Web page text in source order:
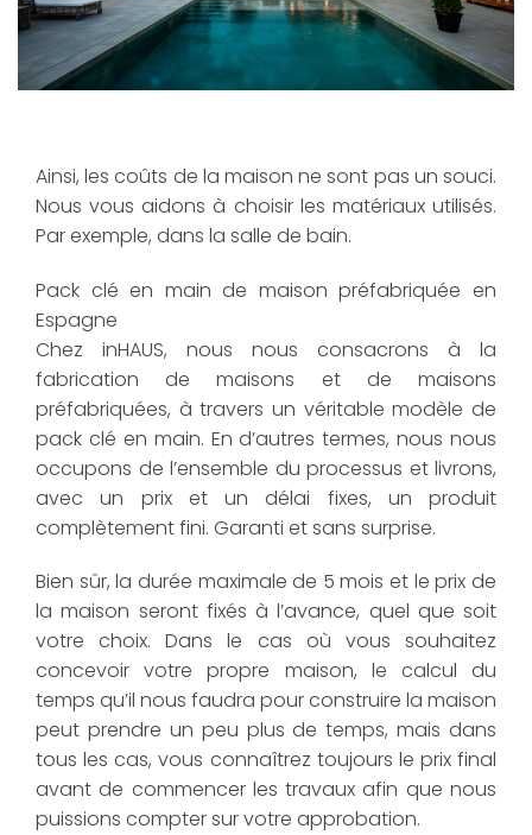
Ainsi, les coûts de la maison ne sont pas un souci.
Nous vous aidons à choisir les matériaux utilisés.
Par exemple, dans la salle de bain.
Pack clé en main de maison préfabriquée en
Espagne
Chez inHAUS, nous nous consacrons à la
fabrication de maisons et de maisons
préfabriquées, à travers un véritable modèle de
pack clé en main. En d’autres termes, nous nous
occupons de l’ensemble du processus et livrons,
avec un prix et un délai fixes, un produit
complètement fini. Garanti et sans surprise.
Bien sûr, la durée maximale de 5 mois et le prix de
la maison seront fixés à l’avance, quel que soit
votre choix. Dans le cas où vous souhaitez
concevoir votre propre maison, le calcul du
temps qu’il nous faudra pour construire la maison
peut prendre un peu plus de temps, mais dans
tous les cas, vous connaîtrez toujours le prix final
avant de commencer les travaux afin que nous
puissions compter sur votre approbation.